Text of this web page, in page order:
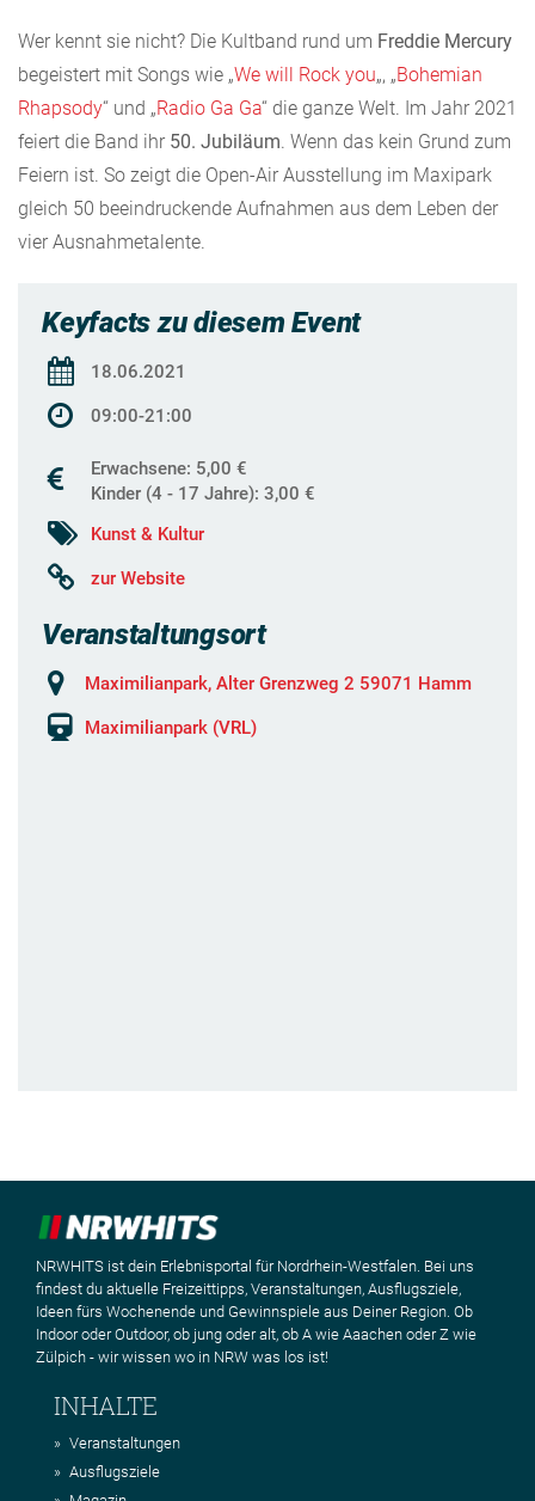
Wer kennt sie nicht? Die Kultband rund um Freddie Mercury
begeistert mit Songs wie „We will Rock you„, „Bohemian
Rhapsody“ und „Radio Ga Ga“ die ganze Welt. Im Jahr 2021
feiert die Band ihr 50. Jubiläum . Wenn das kein Grund zum
Feiern ist. So zeigt die Open-Air Ausstellung im Maxipark
gleich 50 beeindruckende Aufnahmen aus dem Leben der
vier Ausnahmetalente.
Keyfacts zu diesem Event
18.06.2021
09:00-21:00
Erwachsene: 5,00 €
Kinder (4 - 17 Jahre): 3,00 €
Kunst & Kultur
zur Website
Veranstaltungsort
Maximilianpark, Alter Grenzweg 2 59071 Hamm
Maximilianpark (VRL)
NRWHITS ist dein Erlebnisportal für Nordrhein-Westfalen. Bei uns
findest du aktuelle Freizeittipps, Veranstaltungen, Ausflugsziele,
Ideen fürs Wochenende und Gewinnspiele aus Deiner Region. Ob
Indoor oder Outdoor, ob jung oder alt, ob A wie Aaachen oder Z wie
Zülpich - wir wissen wo in NRW was los ist!
INHALTE
Veranstaltungen
Ausflugsziele